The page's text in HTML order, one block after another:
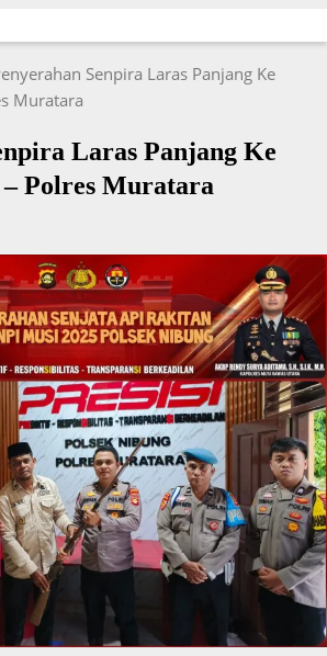
Senpira Laras Panjang Ke
Muratara
Laras Panjang Ke
Polres Muratara